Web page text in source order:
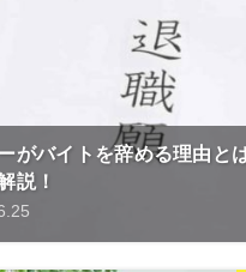
がバイトを辞める理由と
説！